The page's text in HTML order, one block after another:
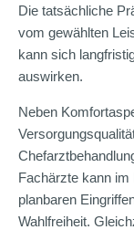
Die tatsächliche
vom gewählten
kann sich
auswirken.
Neben
Fachärzte kann im
planbaren
Wahlfreiheit.